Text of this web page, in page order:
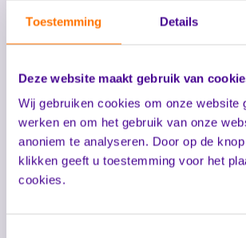
Toestemming Details
Deze website maakt gebruik van
Wij gebruiken cookies om onze website
werken en om het gebruik van onze
anoniem te analyseren. Door op de
klikken geeft u toestemming voor het
cookies.